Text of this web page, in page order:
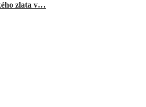
zlata v…